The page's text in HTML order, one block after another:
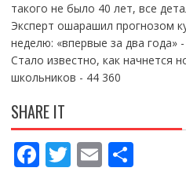
такого не было 40 лет, все
Эксперт ошарашил прогнозом
неделю: «впервые за два года»-
Стало известно, как начнется
школьников - 44 360
SHARE IT
F T E П